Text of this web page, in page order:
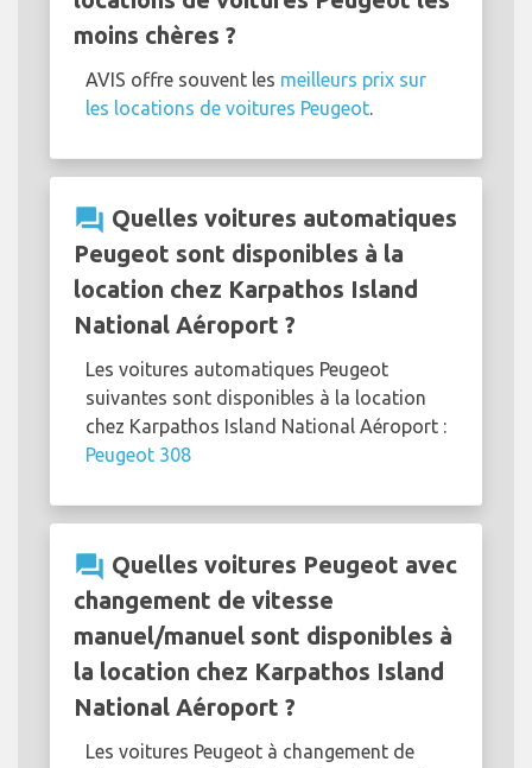
moins chères ?
AVIS offre souvent les meilleurs prix sur
les locations de voitures Peugeot.
question_answer Quelles voitures automatiques
Peugeot sont disponibles à la
location chez Karpathos Island
National Aéroport ?
Les voitures automatiques Peugeot
suivantes sont disponibles à la location
chez Karpathos Island National Aéroport :
Peugeot 308
question_answer Quelles voitures Peugeot avec
changement de vitesse
manuel/manuel sont disponibles à
la location chez Karpathos Island
National Aéroport ?
Les voitures Peugeot à changement de